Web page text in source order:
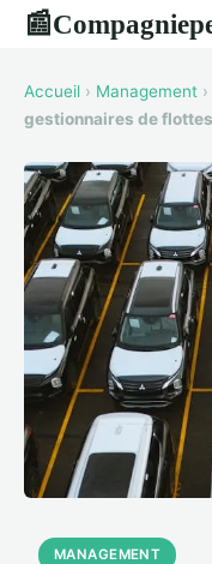
📰
Accueil › Management ›
gestionnaires de
MANAGEMENT